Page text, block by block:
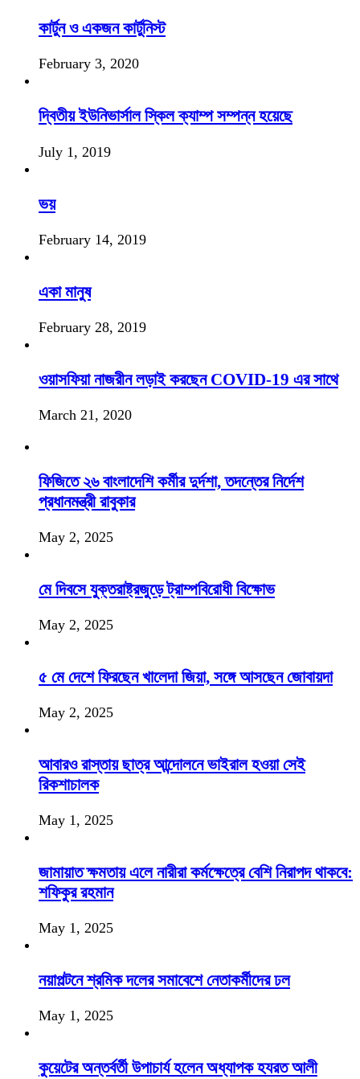
কার্টুন ও একজন কার্টুনিস্ট
February 3, 2020
দ্বিতীয় ইউনিভার্সাল স্কিল ক্যাম্প সম্পন্ন হয়েছে
July 1, 2019
ভয়
February 14, 2019
একা মানুষ
February 28, 2019
ওয়াসফিয়া নাজরীন লড়াই করছেন COVID-19 এর সাথে
March 21, 2020
ফিজিতে ২৬ বাংলাদেশি কর্মীর দুর্দশা, তদন্তের নির্দেশ
প্রধানমন্ত্রী রাবুকার
May 2, 2025
মে দিবসে যুক্তরাষ্ট্রজুড়ে ট্রাম্পবিরোধী বিক্ষোভ
May 2, 2025
৫ মে দেশে ফিরছেন খালেদা জিয়া, সঙ্গে আসছেন জোবায়দা
May 2, 2025
আবারও রাস্তায় ছাত্র আন্দোলনে ভাইরাল হওয়া সেই
রিকশাচালক
May 1, 2025
জামায়াত ক্ষমতায় এলে নারীরা কর্মক্ষেত্রে বেশি নিরাপদ থাকবে:
শফিকুর রহমান
May 1, 2025
নয়াপল্টনে শ্রমিক দলের সমাবেশে নেতাকর্মীদের ঢল
May 1, 2025
কুয়েটের অন্তর্বর্তী উপাচার্য হলেন অধ্যাপক হযরত আলী